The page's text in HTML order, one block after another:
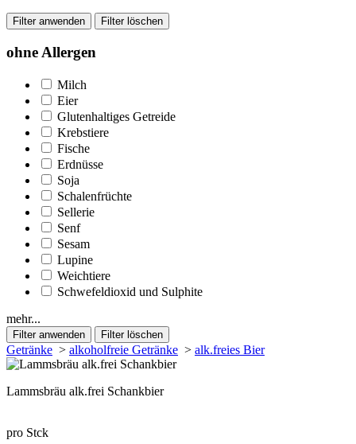
ohne Allergen
Milch
Eier
Glutenhaltiges Getreide
Krebstiere
Fische
Erdnüsse
Soja
Schalenfrüchte
Sellerie
Senf
Sesam
Lupine
Weichtiere
Schwefeldioxid und Sulphite
mehr...
Getränke > alkoholfreie Getränke > alk.freies Bier
Lammsbräu alk.frei Schankbier
pro Stck